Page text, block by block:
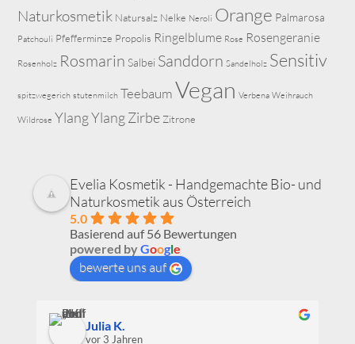
Naturkosmetik Natursalz Nelke Neroli Orange Palmarosa
Patchouli Pfefferminze Propolis Ringelblume Rose Rosengeranie
Rosenholz Rosmarin Salbei Sanddorn Sandelholz Sensitiv
spitzwegerich stutenmilch TeebaumVegan Verbena Weihrauch
Wildrose Ylang YlangZirbe Zitrone
Evelia Kosmetik - Handgemachte Bio- und
Naturkosmetik aus Österreich
5.0
Basierend auf 56 Bewertungen
powered byGoogle
bewerte uns auf
Julia K.
vor 3 Jahren